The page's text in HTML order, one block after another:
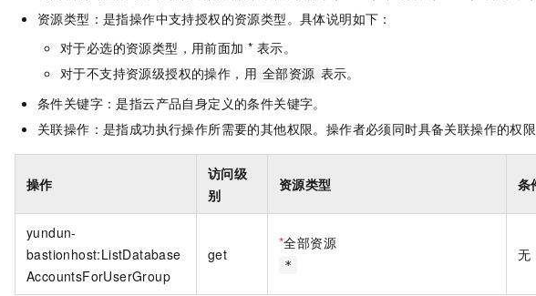
资源类型：是指操作中支持授权的资源类型。具体说明如下：
对于必选的资源类型，用前面加 * 表示。
对于不支持资源级授权的操作，用 全部资源 表示。
条件关键字：是指云产品自身定义的条件关键字。
关联操作：是指成功执行操作所需要的其他权限。操作者必须同时具备关联操作的权限
操作
访问级
别
资源类型 条
yundun-
bastionhost:ListDatabase
AccountsForUserGroup
get
*全部资源
*
无
大模型解决方案
快速部署 Dify，高效搭建 AI 应用
依托云原生高可用架构,实现Dify私有化部署 用1%尺寸在特定领域达到大模型90%以上效果
即刻拥有 DeepSeek-R1 满血版 超强辅助，